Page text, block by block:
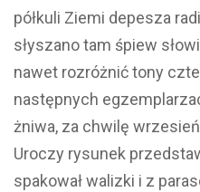
półkuli Ziemi depesza
słyszano tam śpiew
nawet rozróżnić tony
następnych
żniwa, za chwilę
Uroczy rysunek
spakował walizki i z